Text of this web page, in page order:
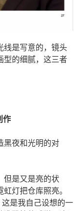
线是写意的，镜头
型的细腻，这三者
作
黑夜和光明的对
但是又是亮的状
灯把仓库照亮。
是我自己设想的一